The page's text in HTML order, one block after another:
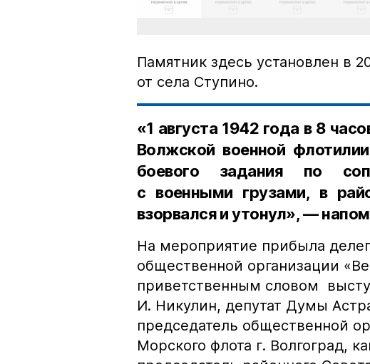
Памятник здесь установлен в
от села Ступино.
«1 августа 1942 года в 8
Волжской военной
боевого задания по
с военными грузами, в
взорвался и утонул», —
На мероприятие прибыла
общественной организации
приветственным словом
И. Никулин, депутат Думы
председатель общественной
Морского флота г. Волгоград,